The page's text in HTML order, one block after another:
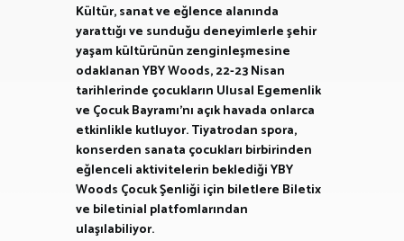
Kültür, sanat ve eğlence alanında
yarattığı ve sunduğu deneyimlerle şehir
yaşam kültürünün zenginleşmesine
odaklanan YBY Woods, 22-23 Nisan
tarihlerinde çocukların Ulusal Egemenlik
ve Çocuk Bayramı’nı açık havada onlarca
etkinlikle kutluyor. Tiyatrodan spora,
konserden sanata çocukları birbirinden
eğlenceli aktivitelerin beklediği YBY
Woods Çocuk Şenliği için biletlere Biletix
ve biletinial platfomlarından
ulaşılabiliyor.